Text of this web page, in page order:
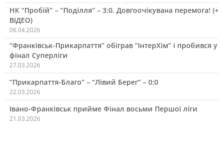
НК “Пробій” – “Поділля” – 3:0. Довгоочікувана перемога! (+
ВІДЕО)
06.04.2026
“Франківськ-Прикарпаття” обіграв “ІнтерХім” і пробився у
фінал Суперліги
27.03.2026
“Прикарпаття-Благо” – “Лівий Берег” – 0:0
22.03.2026
Івано-Франківськ прийме Фінал восьми Першої ліги
21.03.2026